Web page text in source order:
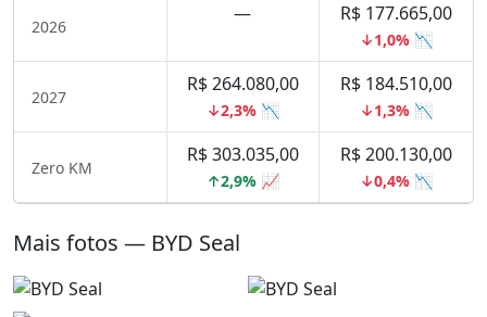
2026
— R$ 177.665,00
↓1,0% 📉
2027
R$ 264.080,00
↓2,3% 📉
R$ 184.510,00
↓1,3% 📉
Zero KM
R$ 303.035,00
↑2,9% 📈
R$ 200.130,00
↓0,4% 📉
Mais fotos — BYD Seal